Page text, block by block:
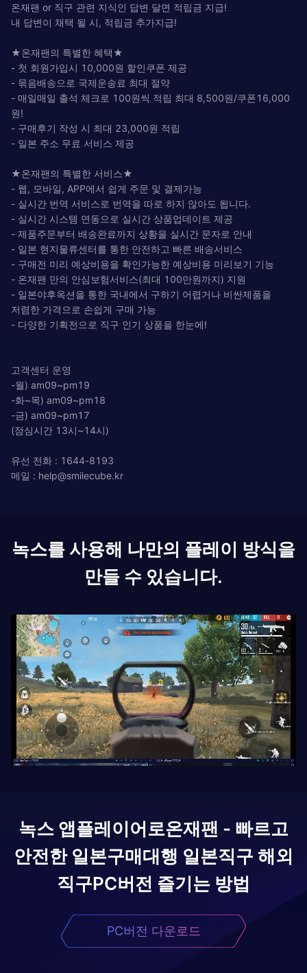
온재팬 or 직구 관련 지식인 답변 달면 적립금 지급!
내 답변이 채택 될 시, 적립금 추가지급!
★온재팬의 특별한 혜택★
- 첫 회원가입시 10,000원 할인쿠폰 제공
- 묶음배송으로 국제운송료 최대 절약
- 매일매일 출석 체크로 100원씩 적립 최대 8,500원/쿠폰16,000
원!
- 구매후기 작성 시 최대 23,000원 적립
- 일본 주소 무료 서비스 제공
★온재팬의 특별한 서비스★
- 웹, 모바일, APP에서 쉽게 주문 및 결제가능
- 실시간 번역 서비스로 번역을 따로 하지 않아도 됩니다.
- 실시간 시스템 연동으로 실시간 상품업데이트 제공
- 제품주문부터 배송완료까지 상황을 실시간 문자로 안내
- 일본 현지물류센터를 통한 안전하고 빠른 배송서비스
- 구매전 미리 예상비용을 확인가능한 예상비용 미리보기 기능
- 온재팬 만의 안심보험서비스(최대 100만원까지) 지원
- 일본야후옥션을 통한 국내에서 구하기 어렵거나 비싼제품을
저렴한 가격으로 손쉽게 구매 가능
- 다양한 기획전으로 직구 인기 상품을 한눈에!
고객센터 운영
-월) am09~pm19
-화~목) am09~pm18
-금) am09~pm17
(점심시간 13시~14시)
유선 전화 : 1644-8193
메일 : help@smilecube.kr
녹스를 사용해 나만의 플레이 방식을
만들 수 있습니다.
녹스 앱플레이어로온재팬 - 빠르고
안전한 일본구매대행 일본직구 해외
직구PC버전 즐기는 방법
PC버전 다운로드